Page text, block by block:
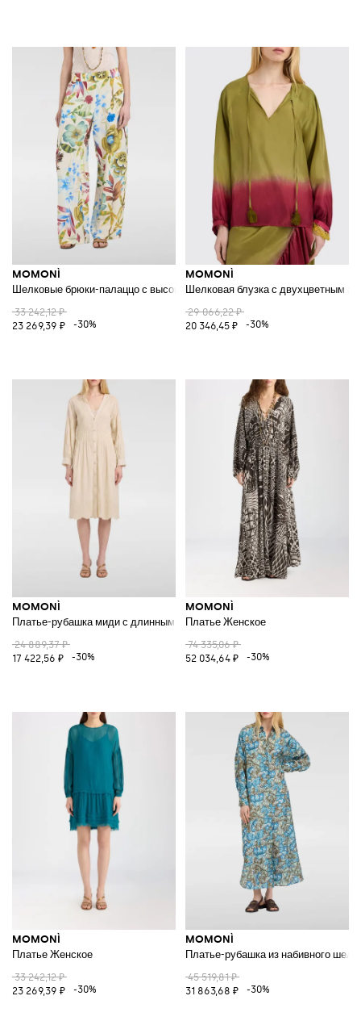
MOMONÌ
Шелковые брюки-палаццо с высокой талией и цветочным принтом
33 242,12 ₽
23 269,39 ₽
-30%
MOMONÌ
Шелковая блузка с двухцветным
29 066,22 ₽
20 346,45 ₽
-30%
MOMONÌ
Платье-рубашка миди с длинными рукавами из хлопкового вуаля
24 889,37 ₽
17 422,56 ₽
-30%
MOMONÌ
Платье Женское
74 335,06 ₽
52 034,64 ₽
-30%
MOMONÌ
Платье Женское
33 242,12 ₽
23 269,39 ₽
-30%
MOMONÌ
Платье-рубашка из набивного
45 519,81 ₽
31 863,68 ₽
-30%